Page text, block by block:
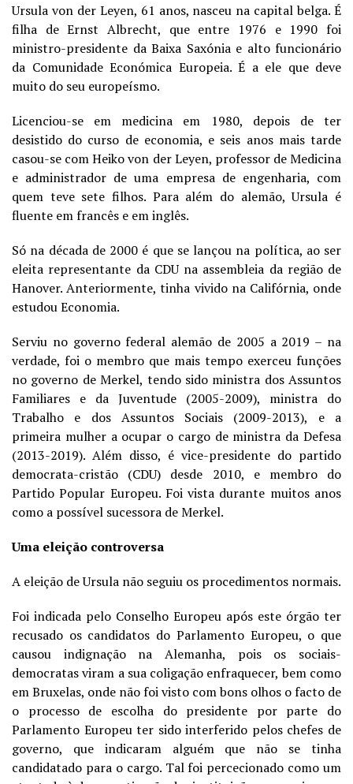
Ursula von der Leyen, 61 anos, nasceu na capital belga. É
filha de Ernst Albrecht, que entre 1976 e 1990 foi
ministro-presidente da Baixa Saxónia e alto funcionário
da Comunidade Económica Europeia. É a ele que deve
muito do seu europeísmo.
Licenciou-se em medicina em 1980, depois de ter
desistido do curso de economia, e seis anos mais tarde
casou-se com Heiko von der Leyen, professor de Medicina
e administrador de uma empresa de engenharia, com
quem teve sete filhos. Para além do alemão, Ursula é
fluente em francês e em inglês.
Só na década de 2000 é que se lançou na política, ao ser
eleita representante da CDU na assembleia da região de
Hanover. Anteriormente, tinha vivido na Califórnia, onde
estudou Economia.
Serviu no governo federal alemão de 2005 a 2019 – na
verdade, foi o membro que mais tempo exerceu funções
no governo de Merkel, tendo sido ministra dos Assuntos
Familiares e da Juventude (2005-2009), ministra do
Trabalho e dos Assuntos Sociais (2009-2013), e a
primeira mulher a ocupar o cargo de ministra da Defesa
(2013-2019). Além disso, é vice-presidente do partido
democrata-cristão (CDU) desde 2010, e membro do
Partido Popular Europeu. Foi vista durante muitos anos
como a possível sucessora de Merkel.
Uma eleição controversa
A eleição de Ursula não seguiu os procedimentos normais.
Foi indicada pelo Conselho Europeu após este órgão ter
recusado os candidatos do Parlamento Europeu, o que
causou indignação na Alemanha, pois os sociais-
democratas viram a sua coligação enfraquecer, bem como
em Bruxelas, onde não foi visto com bons olhos o facto de
o processo de escolha do presidente por parte do
Parlamento Europeu ter sido interferido pelos chefes de
governo, que indicaram alguém que não se tinha
candidatado para o cargo. Tal foi percecionado como um